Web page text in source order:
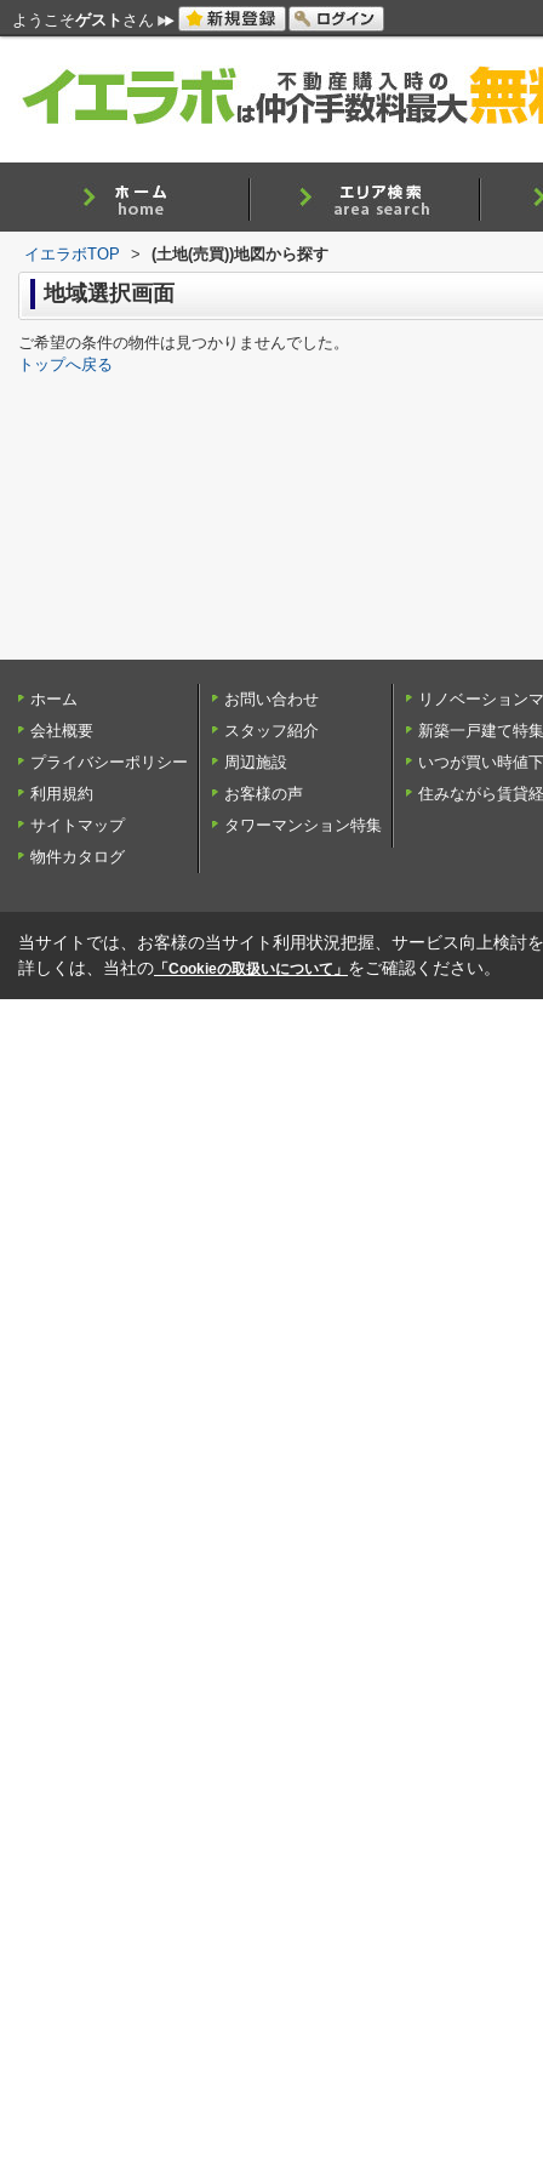
ようこそゲスト さん
イエラボTOP > (土地(売買))地図から探す
地域選択画面
ご希望の条件の物件は見つかりませんでした。
トップへ戻る
ホーム
会社概要
プライバシーポリシー
利用規約
サイトマップ
物件カタログ
お問い合わせ
スタッフ紹介
周辺施設
お客様の声
タワーマンション特集
リノベーション
新築一戸建て特集
いつが買い時値
住みながら賃貸
当サイトでは、お客様の当サイト利用状況把握、サービス向上検討
詳しくは、当社の 「Cookieの取扱いについて」 をご確認ください。